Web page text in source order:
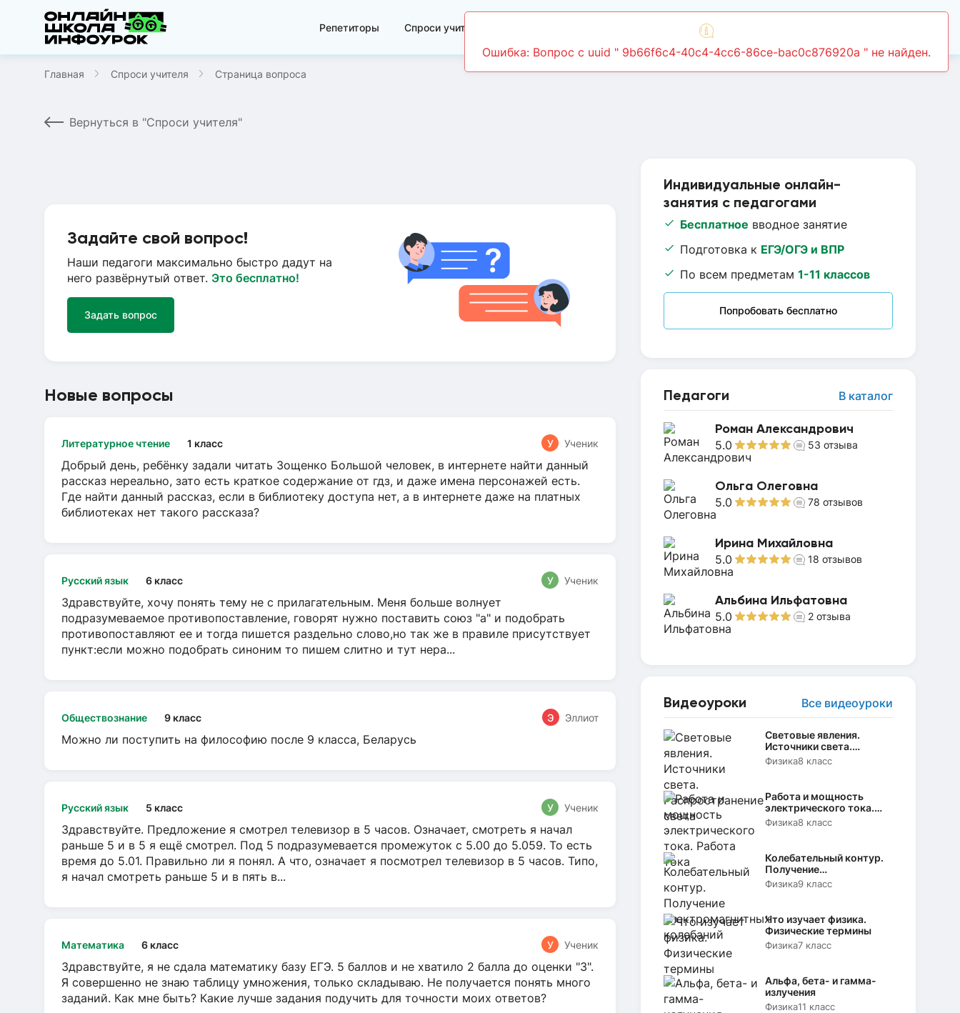
Репетиторы Спроси учителя
Главная Спроси учителя Страница вопроса
Вернуться в "Спроси учителя"
Индивидуальные онлайн-
занятия с педагогами
Бесплатное вводное занятие
Подготовка к ЕГЭ/ОГЭ и ВПР
По всем предметам 1-11 классов
Попробовать бесплатно
Педагоги В каталог
Роман Александрович
5.0 53 отзыва
Ольга Олеговна
5.0 78 отзывов
Ирина Михайловна
5.0 18 отзывов
Альбина Ильфатовна
5.0 2 отзыва
Видеоуроки Все видеоуроки
Световые явления.
Источники света.
Распространение света
Физика8 класс
Работа и мощность
электрического тока.
Работа тока
Физика8 класс
Колебательный контур.
Получение
электромагнитных
колебаний
Физика9 класс
Что изучает физика.
Физические термины
Физика7 класс
Альфа, бета- и гамма-
излучения
Физика11 класс
Задайте свой вопрос!
Наши педагоги максимально быстро дадут на
него развёрнутый ответ. Это бесплатно!
Задать вопрос
Новые вопросы
Литературное чтение 1 класс У Ученик
Добрый день, ребёнку задали читать Зощенко Большой человек, в интернете найти данный
рассказ нереально, зато есть краткое содержание от гдз, и даже имена персонажей есть.
Где найти данный рассказ, если в библиотеку доступа нет, а в интернете даже на платных
библиотеках нет такого рассказа?
Русский язык 6 класс У Ученик
Здравствуйте, хочу понять тему не с прилагательным. Меня больше волнует
подразумеваемое противопоставление, говорят нужно поставить союз "а" и подобрать
противопоставляют ее и тогда пишется раздельно слово,но так же в правиле присутствует
пункт:если можно подобрать синоним то пишем слитно и тут нера...
Обществознание 9 класс Э Эллиот
Можно ли поступить на философию после 9 класса, Беларусь
Русский язык 5 класс У Ученик
Здравствуйте. Предложение я смотрел телевизор в 5 часов. Означает, смотреть я начал
раньше 5 и в 5 я ещё смотрел. Под 5 подразумевается промежуток с 5.00 до 5.059. То есть
время до 5.01. Правильно ли я понял. А что, означает я посмотрел телевизор в 5 часов. Типо,
я начал смотреть раньше 5 и в пять в...
Математика 6 класс У Ученик
Здравствуйте, я не сдала математику базу ЕГЭ. 5 баллов и не хватило 2 балла до оценки "3".
Я совершенно не знаю таблицу умножения, только складываю. Не получается понять много
заданий. Как мне быть? Какие лучше задания подучить для точности моих ответов?